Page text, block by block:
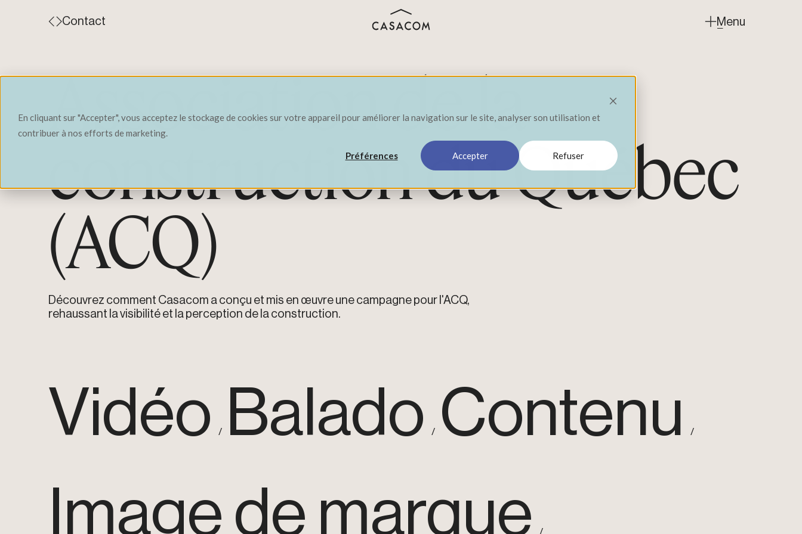
En cliquant sur "Accepter", vous acceptez le stockage de cookies sur votre appareil pour améliorer la navigation sur le site, analyser son utilisation et
contribuer à nos efforts de marketing.
Préférences Accepter Refuser
Contact
Menu
Association de la
construction du Québec
(ACQ)
Découvrez comment Casacom a conçu et mis en œuvre une campagne pour l'ACQ,
rehaussant la visibilité et la perception de la construction.
Vidéo Balado Contenu
Image de marque